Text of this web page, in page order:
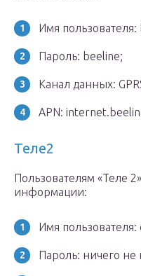
Имя пользователя:
Пароль: beeline;
Канал данных:
APN:
Теле2
Пользователям «Теле
информации:
Имя пользователя:
Пароль: ничего не